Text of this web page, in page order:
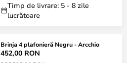
Timp de livrare: 5 - 8 zile
lucrătoare
Brinja 4 plafonieră Negru - Arcchio
452,00 RON